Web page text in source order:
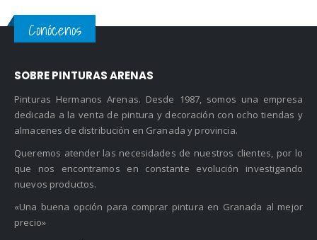
9.95 €
Conócenos
SOBRE PINTURAS ARENAS
Pinturas Hermanos Arenas. Desde 1987, somos una empresa
dedicada a la venta de pintura y decoración con ocho tiendas y
almacenes de distribución en Granada y provincia.
Queremos atender las necesidades de nuestros clientes, por lo
que nos encontramos en constante evolución investigando
nuevos productos.
«Una buena opción para comprar pintura en Granada al mejor
precio»